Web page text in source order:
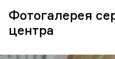
Фотогалерея
центра